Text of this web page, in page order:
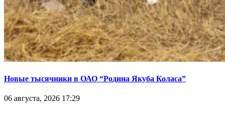
Новые тысячники в ОАО “Родина Якуба Коласа”
06 августа, 2026 17:29